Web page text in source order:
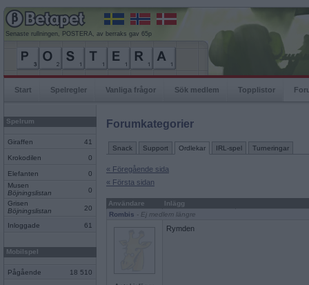
Senaste rullningen, POSTERA, av berraks gav 65p
Start Spelregler Vanliga frågor Sök medlem Topplistor
Spelrum
Giraffen 41
Krokodilen 0
Elefanten
0
Musen
Böjningslistan
0
Grisen
Böjningslistan
20
Inloggade 61
Mobilspel
Pågående 18 510
Forumkategorier
Snack Support Ordlekar IRL-spel Turneringar
« Föregående sida
« Första sidan
Användare
Inlägg
Rombis - Ej medlem längre
Rymden